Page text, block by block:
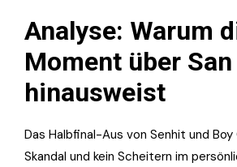
Analyse: Warum
Moment über
hinausweist
Das Halbfinal-Aus von Senhit und
Skandal und kein Scheitern im